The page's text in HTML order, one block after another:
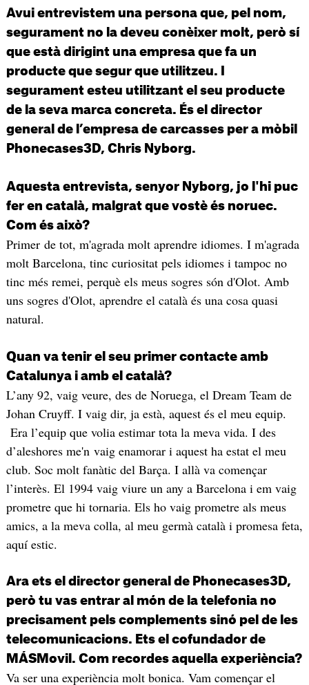
Avui entrevistem una persona que, pel nom,
segurament no la deveu conèixer molt, però sí
que està dirigint una empresa que fa un
producte que segur que utilitzeu. I
segurament esteu utilitzant el seu producte
de la seva marca concreta. És el director
general de l’empresa de carcasses per a mòbil
Phonecases3D, Chris Nyborg.
Aquesta entrevista, senyor Nyborg, jo l'hi puc
fer en català, malgrat que vostè és noruec.
Com és això?
Primer de tot, m'agrada molt aprendre idiomes. I m'agrada
molt Barcelona, tinc curiositat pels idiomes i tampoc no
tinc més remei, perquè els meus sogres són d'Olot. Amb
uns sogres d'Olot, aprendre el català és una cosa quasi
natural.
Quan va tenir el seu primer contacte amb
Catalunya i amb el català?
L’any 92, vaig veure, des de Noruega, el Dream Team de
Johan Cruyff. I vaig dir, ja està, aquest és el meu equip.
Era l’equip que volia estimar tota la meva vida. I des
d’aleshores me'n vaig enamorar i aquest ha estat el meu
club. Soc molt fanàtic del Barça. I allà va començar
l’interès. El 1994 vaig viure un any a Barcelona i em vaig
prometre que hi tornaria. Els ho vaig prometre als meus
amics, a la meva colla, al meu germà català i promesa feta,
aquí estic.
Ara ets el director general de Phonecases3D,
però tu vas entrar al món de la telefonia no
precisament pels complements sinó pel de les
telecomunicacions. Ets el cofundador de
MÁSMovil. Com recordes aquella experiència?
Va ser una experiència molt bonica. Vam començar el